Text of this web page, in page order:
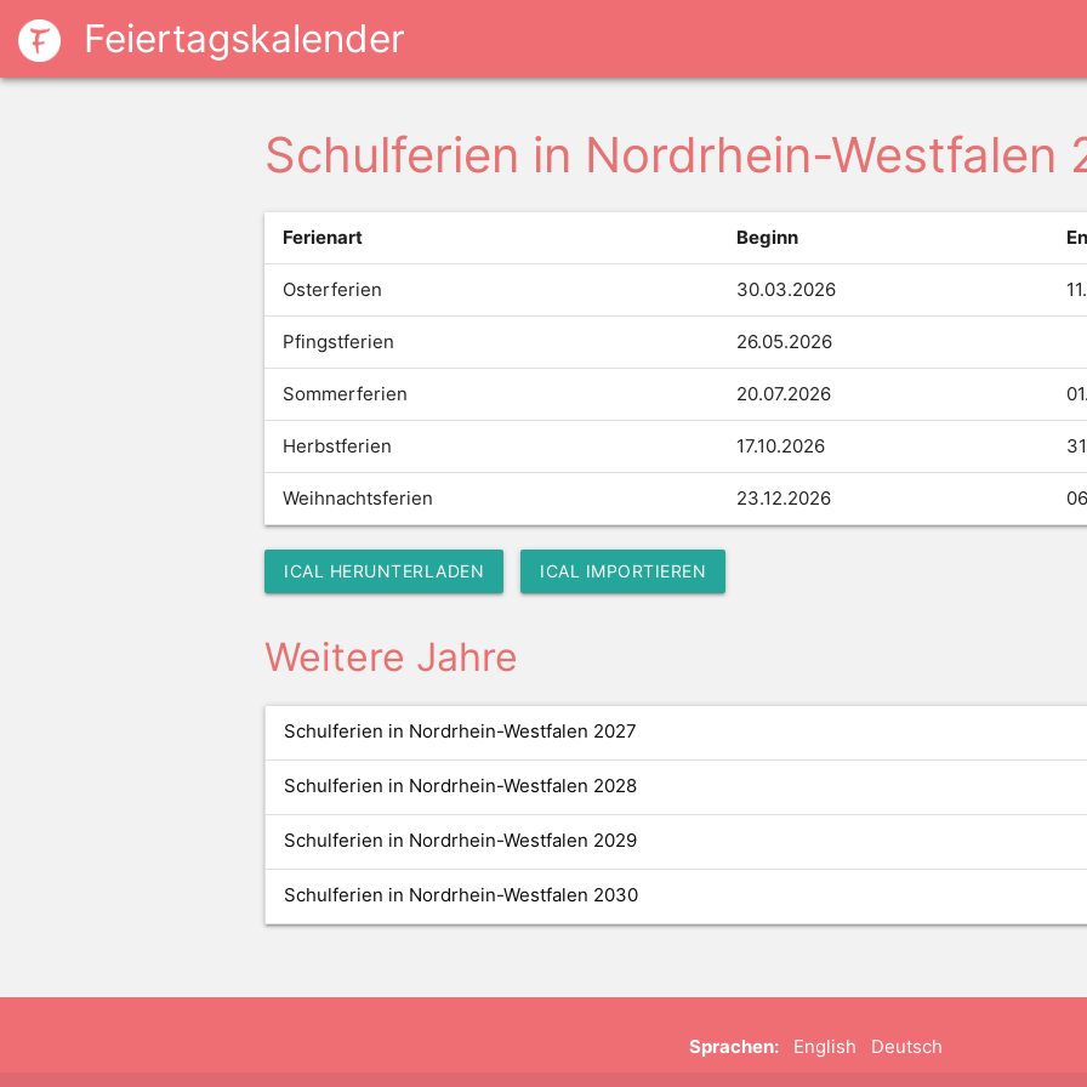
Feiertagskalender
Schulferien in Nordrhein-Westfalen
Ferienart Beginn
Osterferien 30.03.2026
Pfingstferien 26.05.2026
Sommerferien 20.07.2026
Herbstferien 17.10.2026
Weihnachtsferien 23.12.2026
ICAL HERUNTERLADEN ICAL IMPORTIEREN
Weitere Jahre
Schulferien in Nordrhein-Westfalen 2027
Schulferien in Nordrhein-Westfalen 2028
Schulferien in Nordrhein-Westfalen 2029
Schulferien in Nordrhein-Westfalen 2030
Sprachen: English Deutsch